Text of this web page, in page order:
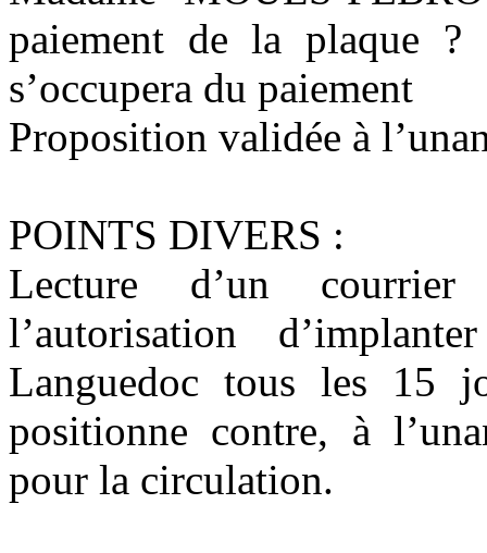
paiement de la plaque ?
s’occupera du paiement
Proposition validée à
POINTS DIVERS :
Lecture d’un courrier
l’autorisation
Languedoc tous les 15
positionne contre, à
pour la circulation.